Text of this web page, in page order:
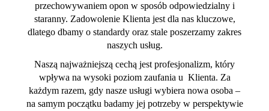
przechowywaniem opon w sposób odpowiedzialny i
staranny. Zadowolenie Klienta jest dla nas kluczowe,
dlatego dbamy o standardy oraz stale poszerzamy zakres
naszych usług.
Naszą najważniejszą cechą jest profesjonalizm, który
wpływa na wysoki poziom zaufania u Klienta. Za
każdym razem, gdy nasze usługi wybiera nowa osoba –
na samym początku badamy jej potrzeby w perspektywie